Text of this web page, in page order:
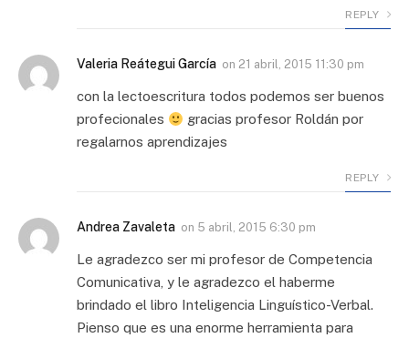
REPLY
Valeria Reátegui García on 21 abril, 2015 11:30 pm
con la lectoescritura todos podemos ser buenos
profecionales
gracias profesor Roldán por
regalarnos aprendizajes
REPLY
Andrea Zavaleta on 5 abril, 2015 6:30 pm
Le agradezco ser mi profesor de Competencia
Comunicativa, y le agradezco el haberme
brindado el libro Inteligencia Linguístico-Verbal.
Pienso que es una enorme herramienta para